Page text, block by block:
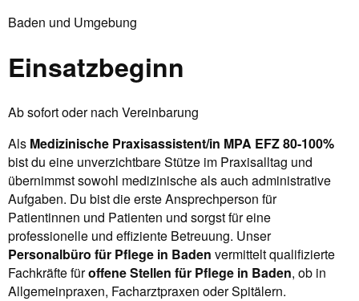
Baden und Umgebung
Einsatzbeginn
Ab sofort oder nach Vereinbarung
Als Medizinische Praxisassistent/in MPA EFZ 80-100%
bist du eine unverzichtbare Stütze im Praxisalltag und
übernimmst sowohl medizinische als auch administrative
Aufgaben. Du bist die erste Ansprechperson für
Patientinnen und Patienten und sorgst für eine
professionelle und effiziente Betreuung. Unser
Personalbüro für Pflege in Baden vermittelt qualifizierte
Fachkräfte füroffene Stellen für Pflege in Baden, ob in
Allgemeinpraxen, Facharztpraxen oder Spitälern.